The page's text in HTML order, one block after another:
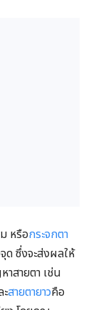
หรือกระจกตา
ด ซึ่งจะส่งผลให้
สายตา เช่น
สายตายาวคือ